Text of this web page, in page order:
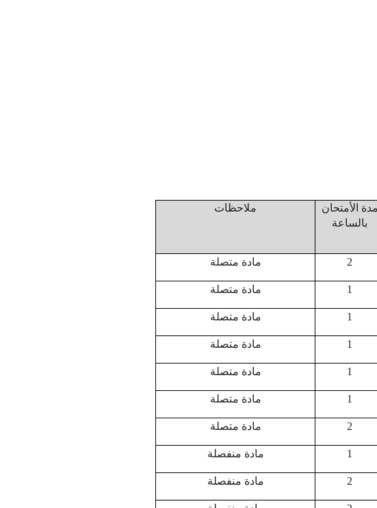
مدة الأمتحان
بالساعة
ملاحظات
2 مادة متصلة
1 مادة متصلة
1 مادة متصلة
1 مادة متصلة
1 مادة متصلة
1 مادة متصلة
2 مادة متصلة
1 مادة منفصلة
2 مادة منفصلة